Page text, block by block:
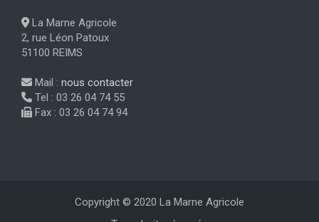
La Marne Agricole
2, rue Léon Patoux
51100 REIMS
Mail : nous contacter
Tel : 03 26 04 74 55
Fax : 03 26 04 74 94
Copyright © 2020 La Marne Agricole